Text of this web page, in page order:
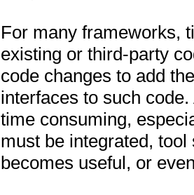
For many frameworks,
existing or third-party
code changes to add
interfaces to such
time consuming,
must be integrated,
becomes useful, or